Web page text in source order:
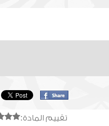
تقييم المادة: